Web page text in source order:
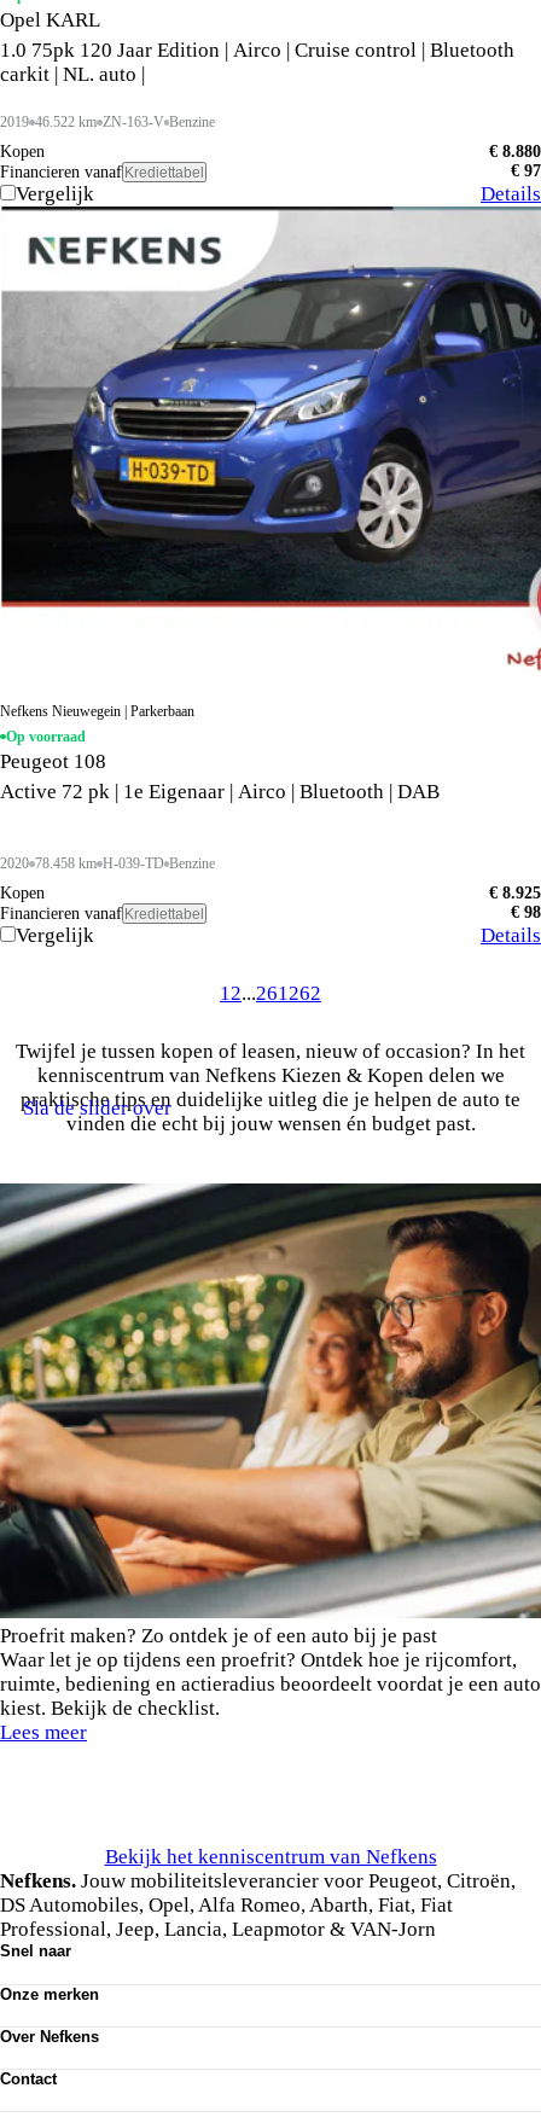
Opel KARL
1.0 75pk 120 Jaar Edition | Airco | Cruise control | Bluetooth
carkit | NL. auto |
2019 46.522 km ZN-163-V Benzine
Kopen
€ 8.880
Financieren vanaf Krediettabel € 97
Vergelijk Details
Nefkens Nieuwegein | Parkerbaan
Op voorraad
Peugeot 108
Active 72 pk | 1e Eigenaar | Airco | Bluetooth | DAB
2020 78.458 km H-039-TD Benzine
Kopen
€ 8.925
Financieren vanaf Krediettabel € 98
Vergelijk Details
12...261262
Twijfel je tussen kopen of leasen, nieuw of occasion? In het
kenniscentrum van Nefkens Kiezen & Kopen delen we
praktische tips en duidelijke uitleg die je helpen de auto te
vinden die echt bij jouw wensen én budget past.
Sla de slider over
Proefrit maken? Zo ontdek je of een auto bij je past
Waar let je op tijdens een proefrit? Ontdek hoe je rijcomfort,
ruimte, bediening en actieradius beoordeelt voordat je een auto
kiest. Bekijk de checklist.
Lees meer
Bekijk het kenniscentrum van Nefkens
Nefkens. Jouw mobiliteitsleverancier voor Peugeot, Citroën,
DS Automobiles, Opel, Alfa Romeo, Abarth, Fiat, Fiat
Professional, Jeep, Lancia, Leapmotor & VAN-Jorn
Snel naar
Werkplaatsafspraak maken
Acties
Onze merken
Citroën
Opel
Over Nefkens
Vrienden van Nefkens
Contact